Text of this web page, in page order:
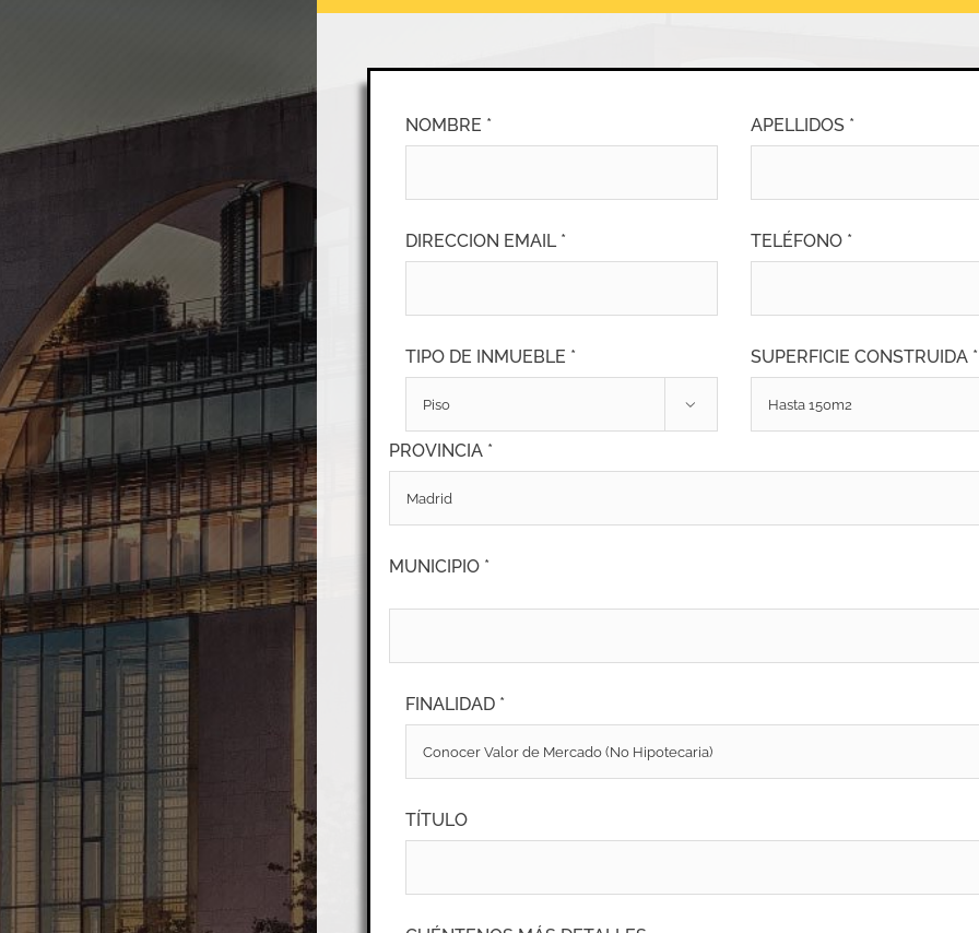
NOMBRE * APELLIDOS *
DIRECCION EMAIL * TELÉFONO *
TIPO DE INMUEBLE *

SUPERFICIE CONSTRUIDA *
PROVINCIA *
MUNICIPIO *
FINALIDAD *
TÍTULO